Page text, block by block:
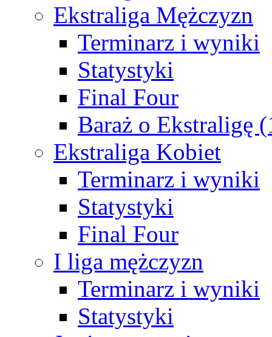
Ekstraliga Mężczyzn
Terminarz i wyniki
Statystyki
Final Four
Baraż o Ekstraligę
Ekstraliga Kobiet
Terminarz i wyniki
Statystyki
Final Four
I liga mężczyzn
Terminarz i wyniki
Statystyki